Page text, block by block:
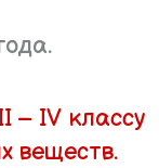
– IV классу
веществ.